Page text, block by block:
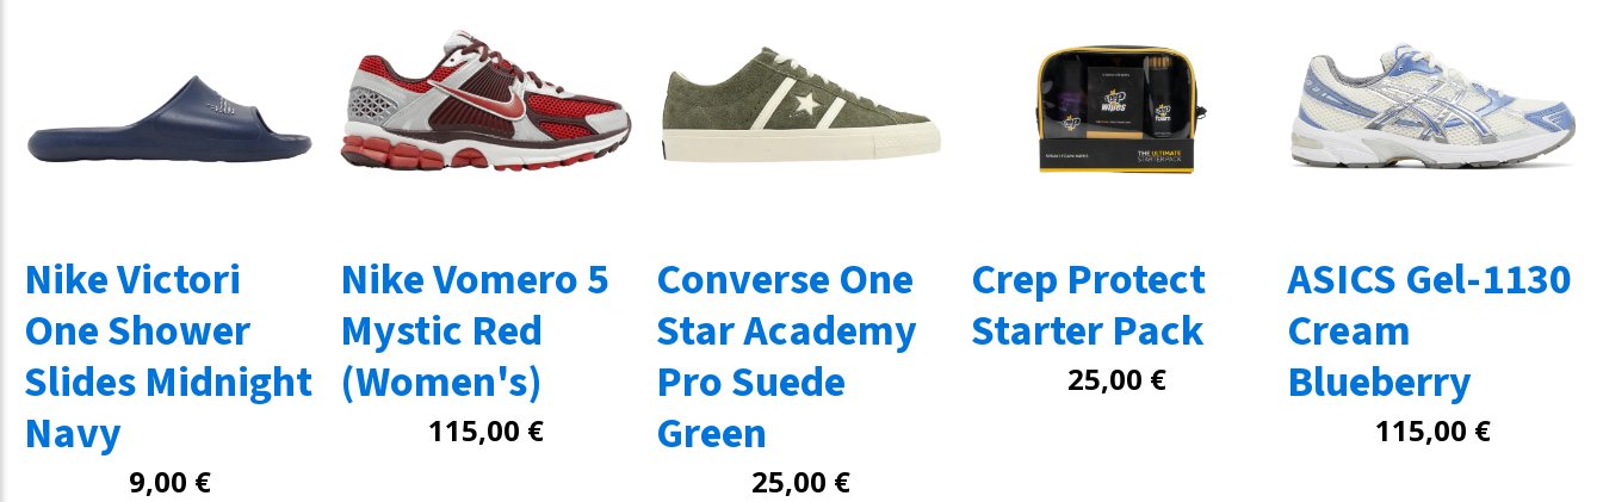
Nike Victori
One Shower
Slides Midnight
Navy
9,00 €
Nike Vomero 5
Mystic Red
(Women's)
115,00 €
Converse One
Star Academy
Pro Suede
Green
25,00 €
Crep Protect
Starter Pack
25,00 €
ASICS Gel-1130
Cream
Blueberry
115,00 €